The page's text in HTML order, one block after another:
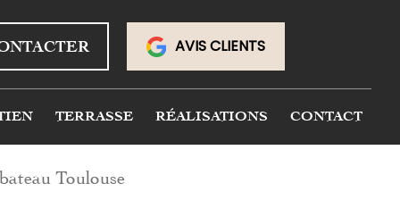
AVIS CLIENTS
TERRASSE RÉALISATIONS CONTACT
Toulouse